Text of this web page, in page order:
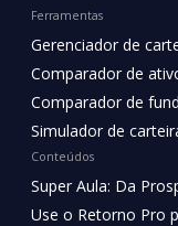
Ferramentas
Gerenciador de
Comparador de
Comparador de
Simulador de
Conteúdos
Super Aula: Da
Use o Retorno Pro